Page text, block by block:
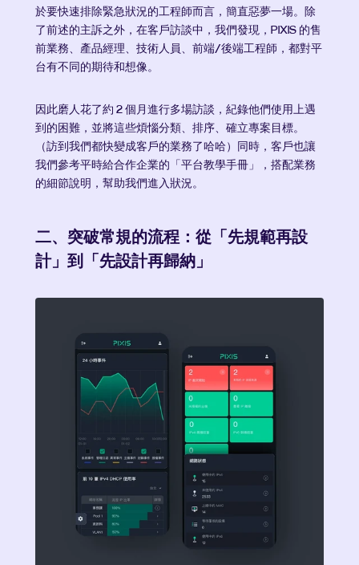
於要快速排除緊急狀況的工程師而言，簡直惡夢一場。除
了前述的主訴之外，在客戶訪談中，我們發現，PIXIS 的售
前業務、產品經理、技術人員、前端/後端工程師，都對平
台有不同的期待和想像。
因此磨人花了約 2 個月進行多場訪談，紀錄他們使用上遇
到的困難，並將這些煩惱分類、排序、確立專案目標。
（訪到我們都快變成客戶的業務了哈哈）同時，客戶也讓
我們參考平時給合作企業的「平台教學手冊」，搭配業務
的細節說明，幫助我們進入狀況。
二、突破常規的流程：從「先規範再設
計」到「先設計再歸納」